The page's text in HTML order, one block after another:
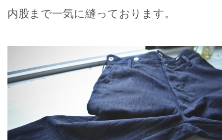
内股まで一気に縫っております。